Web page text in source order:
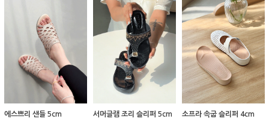
에스쁘리 샌들 5cm
서머글램 조리 슬리퍼 5cm
소프라 속굽 슬리퍼 4cm